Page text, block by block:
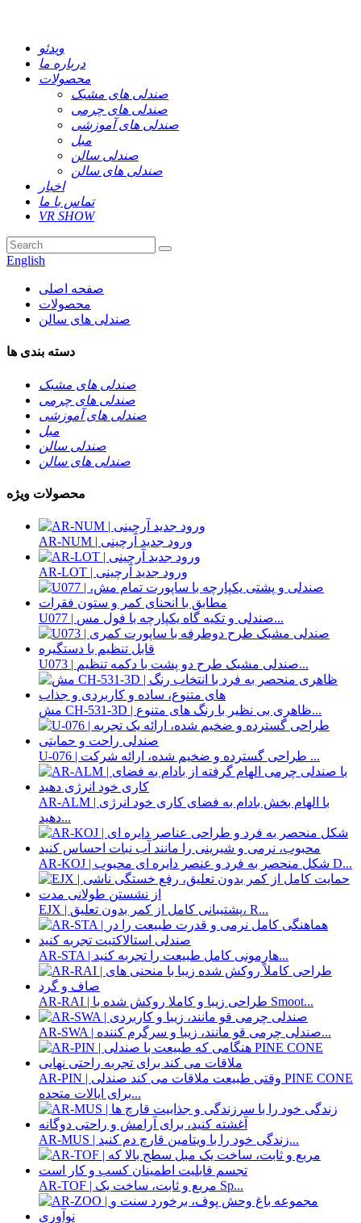
ویدئو
درباره ما
محصولات
صندلی های مشبک
صندلی های چرمی
صندلی های آموزشی
مبل
صندلی سالن
صندلی های سالن
اخبار
تماس با ما
VR SHOW
English
صفحه اصلی
محصولات
صندلی های سالن
دسته بندی ها
صندلی های مشبک
صندلی های چرمی
صندلی های آموزشی
مبل
صندلی سالن
صندلی های سالن
محصولات ویژه
AR-NUM | ورود جدید آرچینی
AR-LOT | ورود جدید آرچینی
U077 | صندلی و تکیه گاه یکپارچه با فول مس...
U073 | صندلی مشبک طرح دو پشت با دکمه تنظیم...
مش CH-531-3D | ظاهری بی نظیر با رنگ های متنوع...
U-076 | طراحی گسترده و ضخیم شده، ارائه شرکت ...
AR-ALM | با الهام بخش بادام به فضای کاری خود انرژی
دهید...
AR-KOJ | شکل منحصر به فرد و عنصر دایره ای محبوب D...
EJX | پشتیبانی کامل از کمر بدون تعلیق، R...
AR-STA | هارمونی کامل طبیعت را تجربه کنید...
AR-RAI | طراحی زیبا و کاملا روکش شده با Smoot...
AR-SWA | صندلی چرمی قو مانند، زیبا و سرگرم کننده...
AR-PIN | وقتی طبیعت ملاقات می کند صندلی PINE CONE
برای ایالات متحده...
AR-MUS | زندگی خود را با ویتامین قارچ دم کنید...
AR-TOF | مربع و ثابت، ساخت یک Sp...